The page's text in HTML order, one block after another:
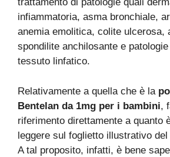
trattamento di patologie quali
infiammatoria, asma bronchiale,
anemia emolitica, colite ulcerosa,
spondilite anchilosante e
tessuto linfatico.
Relativamente a quella che è la
Bentelan da 1mg per i bambini,
riferimento direttamente a quanto
leggere sul foglietto illustrativo
A tal proposito, infatti, è bene